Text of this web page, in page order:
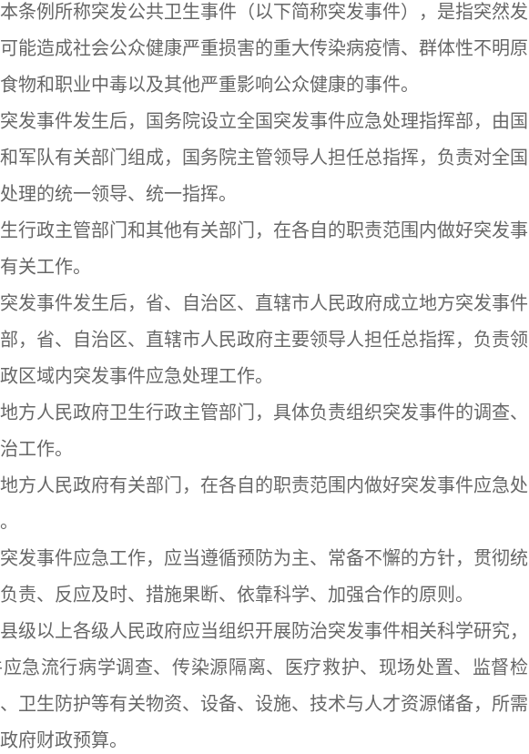
所称突发公共卫生事件（以下简称突发事件），是指突然发
能造成社会公众健康严重损害的重大传染病疫情、群体性不明原
物和职业中毒以及其他严重影响公众健康的事件。
件发生后，国务院设立全国突发事件应急处理指挥部，由国
军队有关部门组成，国务院主管领导人担任总指挥，负责对全国
理的统一领导、统一指挥。
政主管部门和其他有关部门，在各自的职责范围内做好突发事
关工作。
件发生后，省、自治区、直辖市人民政府成立地方突发事件
，省、自治区、直辖市人民政府主要领导人担任总指挥，负责领
区域内突发事件应急处理工作。
人民政府卫生行政主管部门，具体负责组织突发事件的调查、
工作。
人民政府有关部门，在各自的职责范围内做好突发事件应急处
件应急工作，应当遵循预防为主、常备不懈的方针，贯彻统
责、反应及时、措施果断、依靠科学、加强合作的原则。
上各级人民政府应当组织开展防治突发事件相关科学研究，
急流行病学调查、传染源隔离、医疗救护、现场处置、监督检
卫生防护等有关物资、设备、设施、技术与人才资源储备，所需
府财政预算。